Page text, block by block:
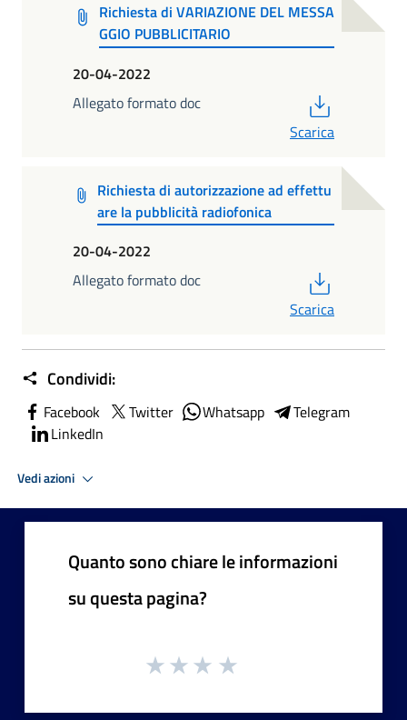
Richiesta di VARIAZIONE DEL MESSA
GGIO PUBBLICITARIO
20-04-2022
Allegato formato doc
Scarica
Richiesta di autorizzazione ad effettu
are la pubblicità radiofonica
20-04-2022
Allegato formato doc
Scarica
Condividi:
Facebook Twitter Whatsapp
Telegram
LinkedIn
Vedi azioni
Quanto sono chiare le informazioni
su questa pagina?